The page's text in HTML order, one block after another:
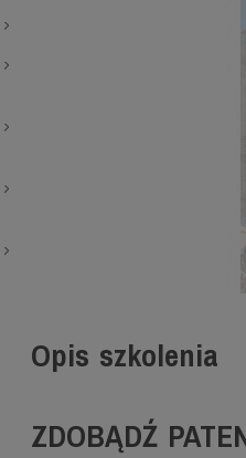
Opis szkolenia
ZDOBĄDŹ